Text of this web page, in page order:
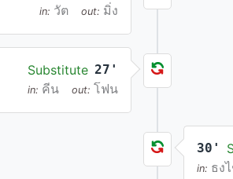
in: วัต out: มิ่ง
Substitute 27'
in: คีน out: โฟน
30'
in: ธง